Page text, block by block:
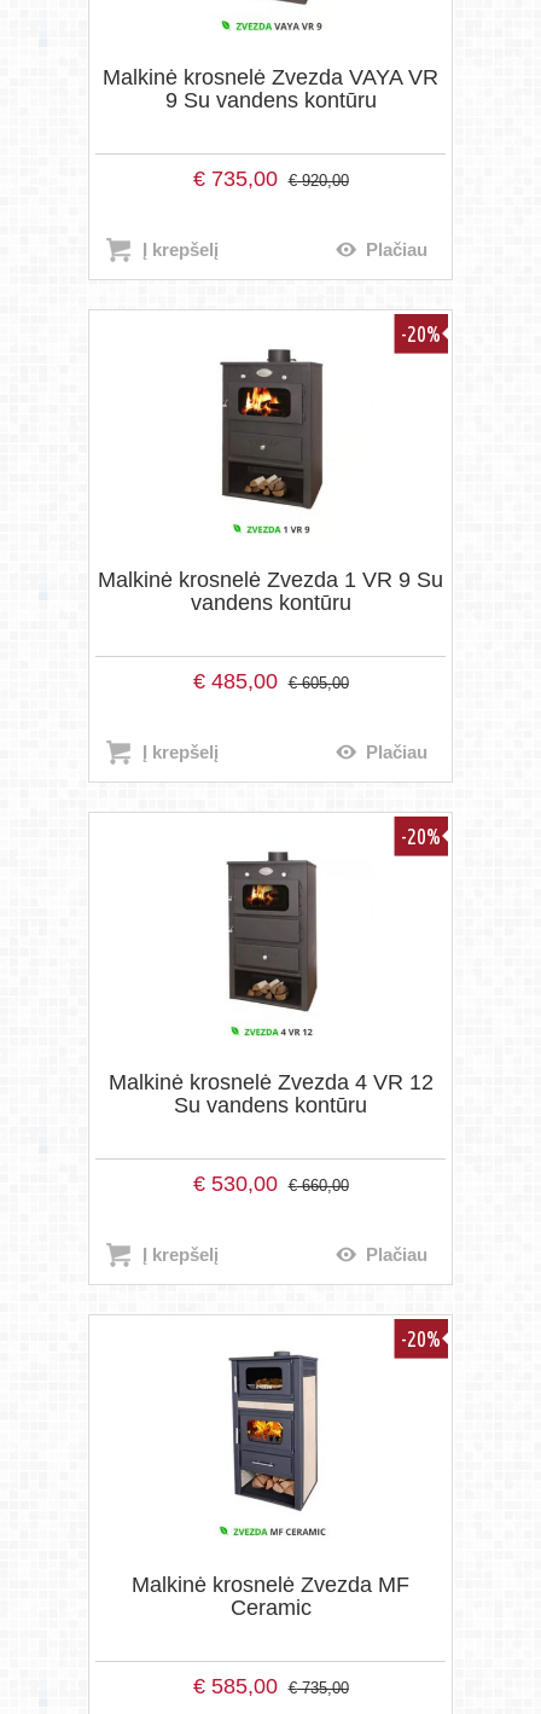
Malkinė krosnelė Zvezda VAYA VR
9 Su vandens kontūru
€735,00 €920,00
Į krepšelį Plačiau
-20%
Malkinė krosnelė Zvezda 1 VR 9 Su
vandens kontūru
€485,00 €605,00
Į krepšelį Plačiau
-20%
Malkinė krosnelė Zvezda 4 VR 12
Su vandens kontūru
€530,00 €660,00
Į krepšelį Plačiau
-20%
Malkinė krosnelė Zvezda MF
Ceramic
€585,00 €735,00